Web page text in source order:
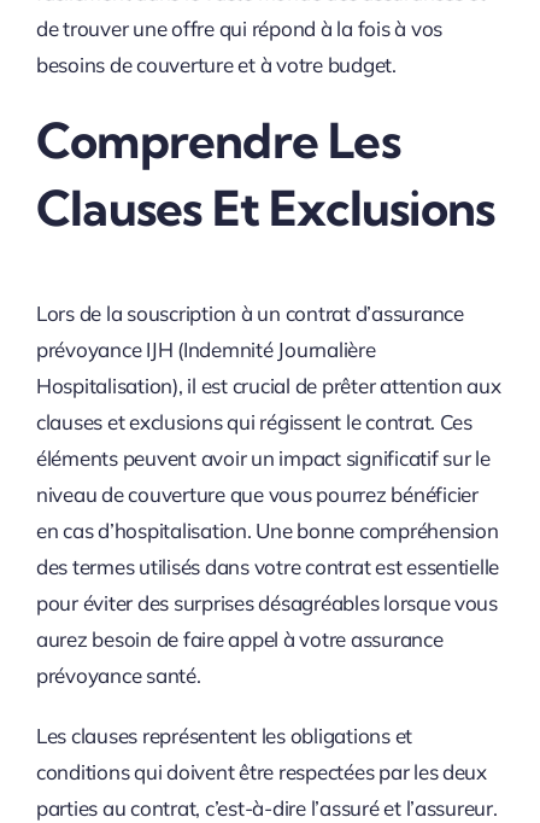
de trouver une offre qui répond à la fois à vos
besoins de couverture et à votre budget.
Comprendre Les
Clauses Et Exclusions
Lors de la souscription à un contrat d’assurance
prévoyance IJH (Indemnité Journalière
Hospitalisation), il est crucial de prêter attention aux
clauses et exclusions qui régissent le contrat. Ces
éléments peuvent avoir un impact significatif sur le
niveau de couverture que vous pourrez bénéficier
en cas d’hospitalisation. Une bonne compréhension
des termes utilisés dans votre contrat est essentielle
pour éviter des surprises désagréables lorsque vous
aurez besoin de faire appel à votre assurance
prévoyance santé.
Les clauses représentent les obligations et
conditions qui doivent être respectées par les deux
parties au contrat, c’est-à-dire l’assuré et l’assureur.